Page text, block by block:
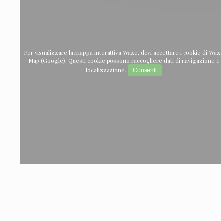
Per visualizzare la mappa interattiva Waze, devi accettare i cookie di
Map (Google). Questi cookie possono raccogliere dati di navigazione e
localizzazione.
Consenti